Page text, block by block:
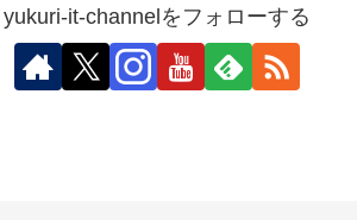
yukuri-it-channelをフォローする